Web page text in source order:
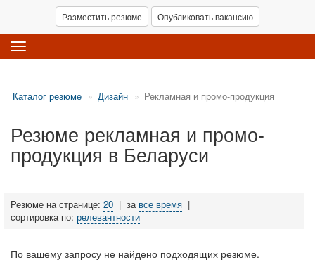
Разместить резюме Опубликовать вакансию
Toggle
navigation
Каталог резюме Дизайн Рекламная и промо-продукция
Резюме рекламная и промо-
продукция в Беларуси
Резюме на странице: 20 | за все время |
сортировка по: релевантности
По вашему запросу не найдено подходящих резюме.